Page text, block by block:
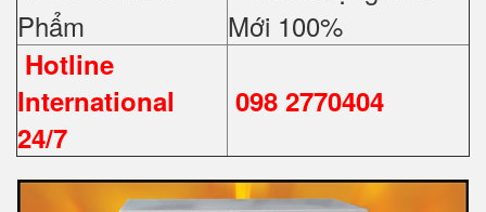
Phẩm
Mới 100%
Hotline
International
24/7
098 2770404